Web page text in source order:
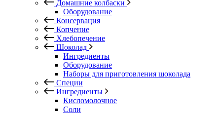
Домашние колбаски
Оборудование
Консервация
Копчение
Хлебопечение
Шоколад
Ингредиенты
Оборудование
Наборы для приготовления шоколада
Специи
Ингредиенты
Кисломолочное
Соли